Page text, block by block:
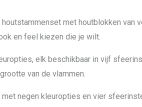
met houtblokken van
en feel kiezen die je wilt.
elk beschikbaar in vijf
van de vlammen.
negen kleuropties en vier